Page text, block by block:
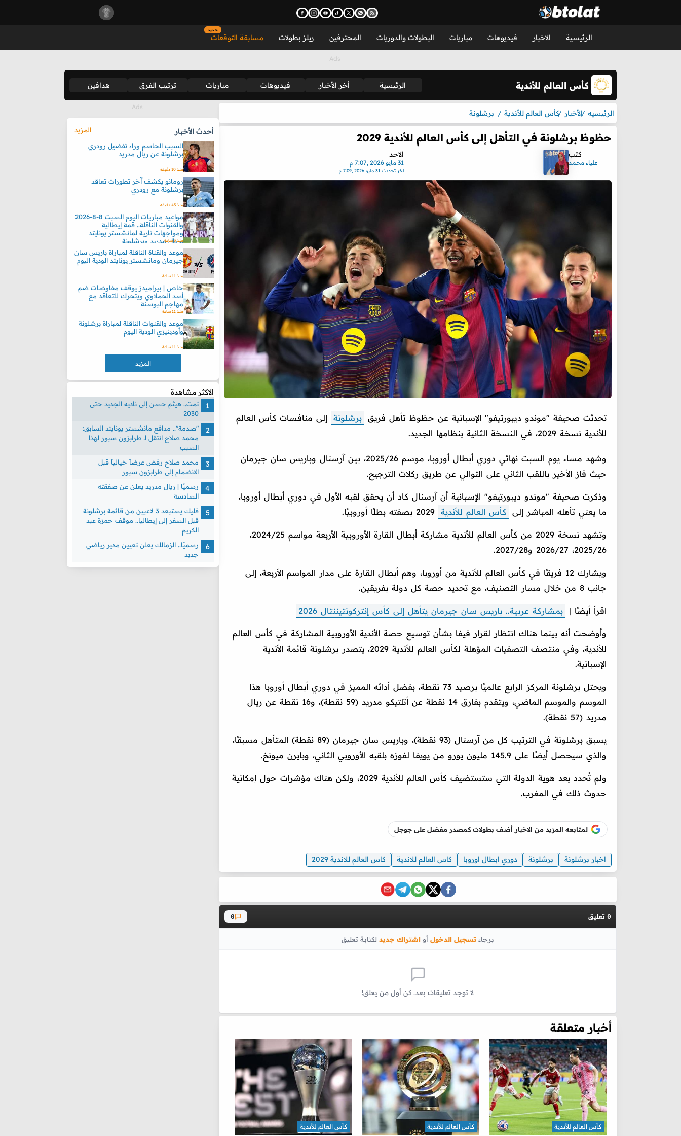
الرئيسية الاخبار فيديوهات مباريات البطولات والدوريات المحترفين ريلز بطولات مسابقة التوقعات
جديد
كأس العالم للأندية الرئيسية أخر الأخبار فيديوهات مباريات ترتيب الفرق هدافين
الرئيسيه الأخبار كأس العالم للأندية برشلونة
حظوظ برشلونة في التأهل إلى كأس العالم للأندية 2029
كتب
علياء محمد
الاحد
31 مايو 2026 ,7:07 م
اخر تحديث 31 مايو 2026 ,7:09 م
تحدثت صحيفة "موندو ديبورتيفو" الإسبانية عن حظوظ تأهل فريق برشلونة
إلى منافسات كأس العالم
للأندية نسخة 2029، في النسخة الثانية بنظامها الجديد.
وشهد مساء يوم السبت نهائي دوري أبطال أوروبا، موسم 2025/26، بين آرسنال وباريس سان جيرمان
حيث فاز الأخير باللقب الثاني على التوالي عن طريق ركلات الترجيح.
وذكرت صحيفة "موندو ديبورتيفو" الإسبانية أن آرسنال كاد أن يحقق لقبه الأول في دوري أبطال أوروبا،
ما يعني تأهله المباشر إلى
كأس العالم للأندية
وتشهد نسخة 2029 من كأس العالم للأندية مشاركة أبطال القارة الأوروبية الأربعة مواسم 2024/25،
2025/26، 2026/27 و2027/28.
ويشارك 12 فريقًا في كأس العالم للأندية من أوروبا، وهم أبطال القارة على مدار المواسم الأربعة، إلى
جانب 8 من خلال مسار التصنيف، مع تحديد حصة كل دولة بفريقين.
اقرأ أيضًا | بمشاركة عربية.. باريس سان جيرمان يتأهل إلى كأس إنتركونتيننتال 2026
وأوضحت أنه بينما هناك انتظار لقرار فيفا بشأن توسيع حصة الأندية الأوروبية المشاركة في كأس العالم
للأندية، وفي منتصف التصفيات المؤهلة لكأس العالم للأندية 2029، يتصدر برشلونة قائمة الأندية
الإسبانية.
ويحتل برشلونة المركز الرابع عالميًا برصيد 73 نقطة، بفضل أدائه المميز في دوري أبطال أوروبا هذا
الموسم والموسم الماضي، ويتقدم بفارق 14 نقطة عن أتلتيكو مدريد (59 نقطة)، و16 نقطة عن ريال
مدريد (57 نقطة).
يسبق برشلونة في الترتيب كل من آرسنال (93 نقطة)، وباريس سان جيرمان (89 نقطة) المتأهل مسبقًا،
والذي سيحصل أيضًا على 145.9 مليون يورو من يويفا لفوزه بلقبه الأوروبي الثاني، وبايرن ميونخ.
ولم تُحدد بعد هوية الدولة التي ستستضيف كأس العالم للأندية 2029، ولكن هناك مؤشرات حول إمكانية
حدوث ذلك في المغرب.
لمتابعه المزيد من الاخبار أضف بطولات كمصدر مفضل على جوجل
اخبار برشلونة برشلونة دوري ابطال اوروبا كاس العالم للاندية كاس العالم للاندية 2029
0 تعليق 0
برجاء تسجيل الدخول أو اشتراك جديد لكتابة تعليق
لا توجد تعليقات بعد. كن أول من يعلق!
أخبار متعلقة
كأس العالم للأندية كأس العالم للأندية كأس العالم للأندية
أحدث الأخبار
المزيد
السبب الحاسم وراء تفضيل رودري
برشلونة عن ريال مدريد
منذ 10 دقيقه
رومانو يكشف آخر تطورات تعاقد
برشلونة مع رودري
منذ 43 دقيقه
مواعيد مباريات اليوم السبت 8-8-2026
والقنوات الناقلة.. قمة إيطالية
ومواجهات نارية لمانشستر يونايتد
وريال مدريد وبرشلونة
منذ 3 ساعة
موعد والقناة الناقلة لمباراة باريس سان
جيرمان ومانشستر يونايتد الودية اليوم
منذ 11 ساعة
خاص | بيراميدز يوقف مفاوضات ضم
أسد الحملاوي ويتحرك للتعاقد مع
مهاجم البوسنة
منذ 11 ساعة
موعد والقنوات الناقلة لمباراة برشلونة
وأودينيزي الودية اليوم
منذ 11 ساعة
المزيد
الاكثر مشاهدة
تمت.. هيثم حسن إلى ناديه الجديد حتى
2030
"صدمة".. مدافع مانشستر يونايتد السابق:
محمد صلاح انتقل لـ طرابزون سبور لهذا
السبب
محمد صلاح رفض عرضاً خيالياً قبل
الانضمام إلى طرابزون سبور
رسميًا | ريال مدريد يعلن عن صفقته
السادسة
فليك يستبعد 3 لاعبين من قائمة برشلونة
قبل السفر إلى إيطاليا.. موقف حمزة عبد
الكريم
رسميًا.. الزمالك يعلن تعيين مدير رياضي
جديد